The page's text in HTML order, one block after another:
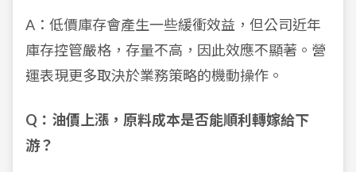
A：低價庫存會產生一些緩衝效益，但公司近年
庫存控管嚴格，存量不高，因此效應不顯著。營
運表現更多取決於業務策略的機動操作。
Q：油價上漲，原料成本是否能順利轉嫁給下
游？